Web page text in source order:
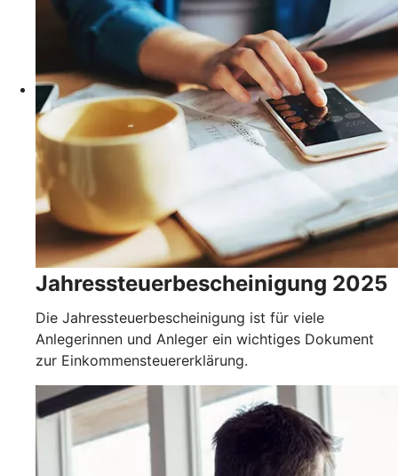
Jahressteuerbescheinigung 2025
Die Jahressteuerbescheinigung ist für viele
Anlegerinnen und Anleger ein wichtiges Dokument
zur Einkommensteuererklärung.